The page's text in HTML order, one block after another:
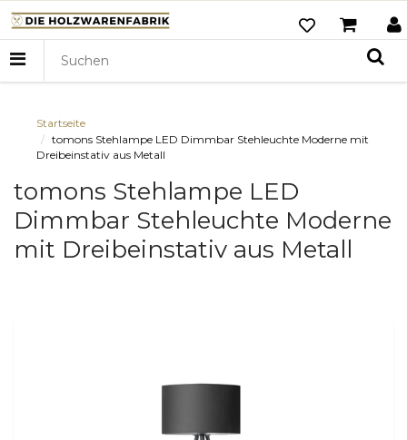
Startseite
tomons Stehlampe LED Dimmbar Stehleuchte Moderne mit
Dreibeinstativ aus Metall
tomons Stehlampe LED
Dimmbar Stehleuchte Moderne
mit Dreibeinstativ aus Metall